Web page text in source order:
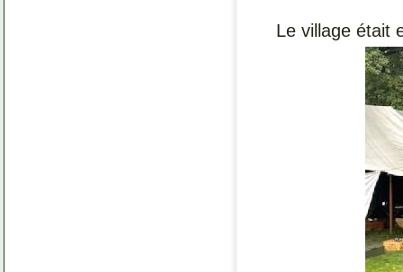
Le village était